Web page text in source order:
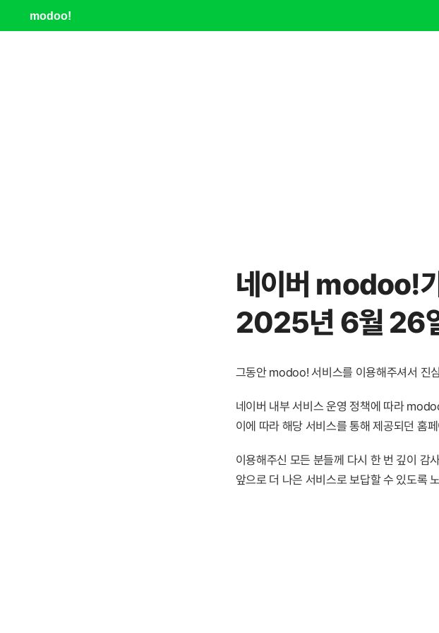
modoo!
네이버 modoo!
2025년 6월 26
그동안 modoo! 서비스를 이용해주셔서 진
네이버 내부 서비스 운영 정책에 따라
이에 따라 해당 서비스를 통해 제공되던 홈
이용해주신 모든 분들께 다시 한 번 깊이 감
앞으로 더 나은 서비스로 보답할 수 있도록